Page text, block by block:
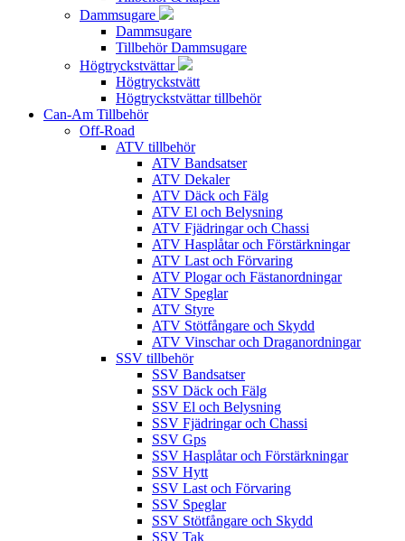
Dammsugare
Dammsugare
Tillbehör Dammsugare
Högtryckstvättar
Högtryckstvätt
Högtryckstvättar tillbehör
Can-Am Tillbehör
Off-Road
ATV tillbehör
ATV Bandsatser
ATV Dekaler
ATV Däck och Fälg
ATV El och Belysning
ATV Fjädringar och Chassi
ATV Hasplåtar och Förstärkningar
ATV Last och Förvaring
ATV Plogar och Fästanordningar
ATV Speglar
ATV Styre
ATV Stötfångare och Skydd
ATV Vinschar och Draganordningar
SSV tillbehör
SSV Bandsatser
SSV Däck och Fälg
SSV El och Belysning
SSV Fjädringar och Chassi
SSV Gps
SSV Hasplåtar och Förstärkningar
SSV Hytt
SSV Last och Förvaring
SSV Speglar
SSV Stötfångare och Skydd
SSV Tak